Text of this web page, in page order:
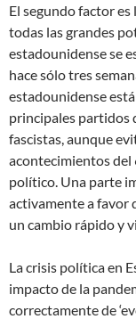
El segundo factor
todas las grandes
estadounidense se
hace sólo tres
estadounidense
principales partidos
fascistas, aunque
acontecimientos
político. Una parte
activamente a favor
un cambio rápido y
La crisis política en
impacto de la
correctamente de